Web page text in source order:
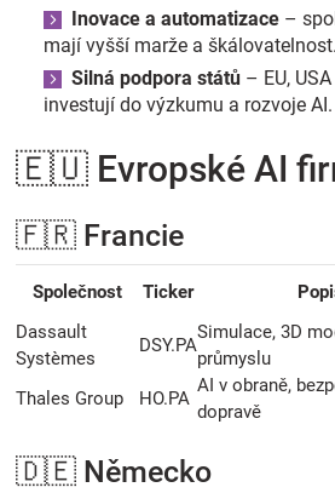
Hračkářství
Přihlášení
Inovace a automatizace –
mají vyšší marže a škálovatelnost.
Silná podpora států – EU,
investují do výzkumu a rozvoje AI.
🇪🇺 Evropské AI
🇫🇷 Francie
Společnost Ticker
Dassault
Systèmes
DSY.PA
Simulace, 3D
průmyslu
Thales Group
HO.PA
AI v obraně,
dopravě
🇩🇪 Německo